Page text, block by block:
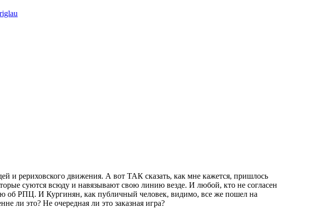
и рериховского движения. А вот ТАК сказать, как мне кажется, пришлось
суются всюду и навязывают свою линию везде. И любой, кто не согласен
об РПЦ. И Кургинян, как публичный человек, видимо, все же пошел на
ли это? Не очередная ли это заказная игра?